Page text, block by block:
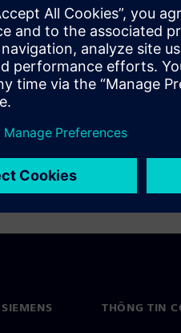
and test, and
a novel flow for
platform with
a truly unique
THÔNG TIN